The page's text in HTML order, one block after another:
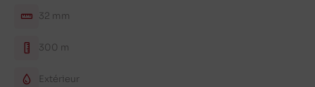
32 mm
300 m
Extérieur